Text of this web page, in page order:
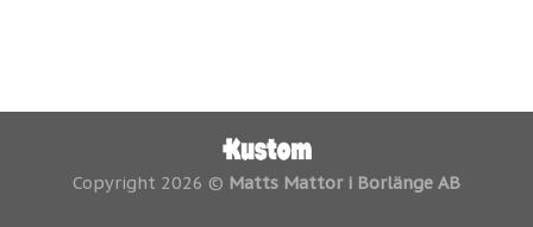
Copyright 2026 © Matts Mattor i Borlänge AB